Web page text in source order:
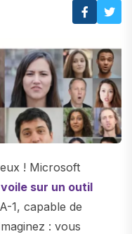
! Microsoft
sur un outil
1, capable de
: vous